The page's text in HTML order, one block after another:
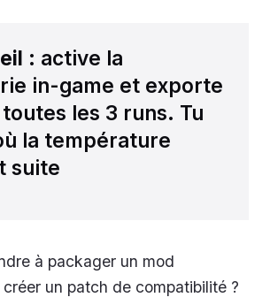
: active la
in-game et exporte
les 3 runs. Tu
la température
suite
à packager un mod
un patch de compatibilité ?